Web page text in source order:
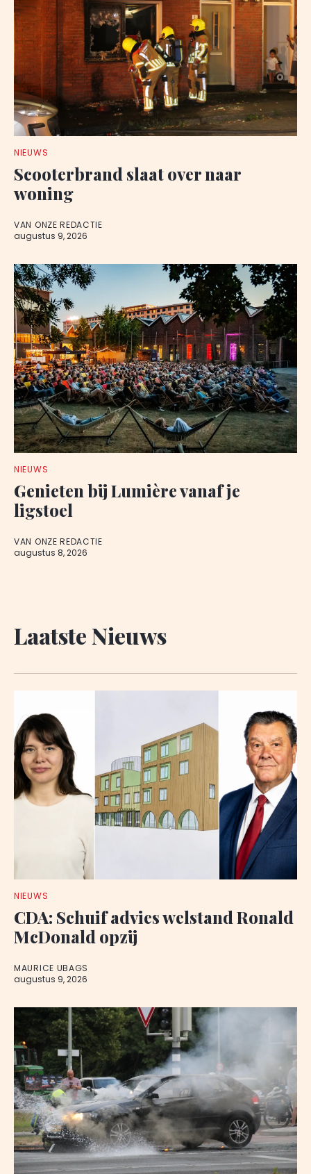
NIEUWS
Scooterbrand slaat over naar
woning
VAN ONZE REDACTIE
augustus 9, 2026
NIEUWS
Genieten bij Lumière vanaf je
ligstoel
VAN ONZE REDACTIE
augustus 8, 2026
Laatste Nieuws
NIEUWS
CDA: Schuif advies welstand Ronald
McDonald opzij
MAURICE UBAGS
augustus 9, 2026